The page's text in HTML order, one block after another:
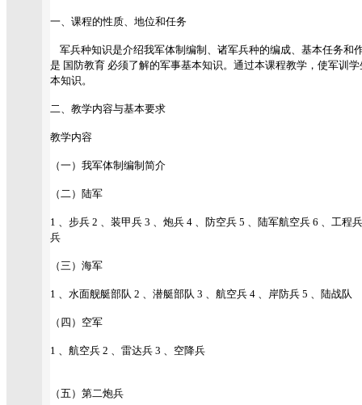
一、课程的性质、地位和任务
军兵种知识是介绍我军体制编制、诸军兵种的编成、基本任务和
是 国防教育 必须了解的军事基本知识。通过本课程教学，使军训
本知识。
二、教学内容与基本要求
教学内容
（一）我军体制编制简介
（二）陆军
1 、步兵 2 、装甲兵 3 、炮兵 4 、防空兵 5 、陆军航空兵 6 、工程
兵
（三）海军
1 、水面舰艇部队 2 、潜艇部队 3 、航空兵 4 、岸防兵 5 、陆战队
（四）空军
1 、航空兵 2 、雷达兵 3 、空降兵
（五）第二炮兵